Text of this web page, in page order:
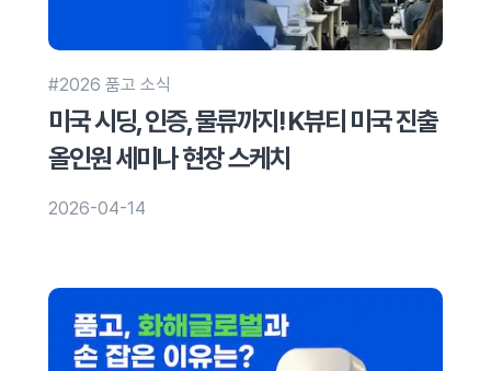
#2026 품고 소식
미국 시딩, 인증, 물류까지! K뷰티 미국 진출
올인원 세미나 현장 스케치
2026-04-14